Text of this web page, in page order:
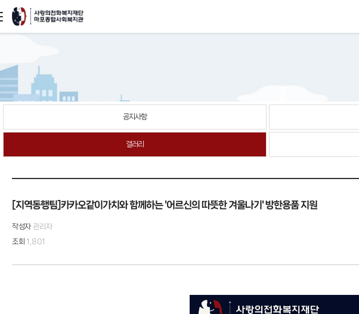
본문
바로가기
공지사항
갤러리
[지역동행팀]카카오같이가치와 함께하는 '어르신의 따뜻한 겨울나기' 방한용품 지원
작성자 관리자
조회 1,801